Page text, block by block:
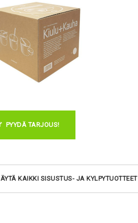
PYYDÄ TARJOUS!
KAIKKI SISUSTUS- JA KYLPYTUOTTEET